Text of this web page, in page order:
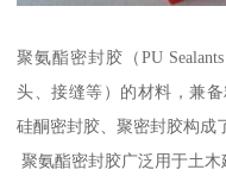
聚氨酯密封胶（PU
头、接缝等）的材料，兼
硅酮密封胶、聚密封胶构成
聚氨酯密封胶广泛用于土木